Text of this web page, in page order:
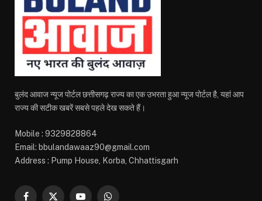
बुलंद आवाज न्यूज पोर्टल छत्तीसगढ़ राज्य का एक उभरता हुआ न्यूज पोर्टल है, यहां आप
राज्य की सटीक खबरें सबसे पहले देख सकते हैं।
Mobile : 9329828864
Email: bbulandawaaz90@gmail.com
Address : Pump House, Korba, Chhattisgarh